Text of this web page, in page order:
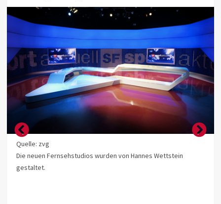
Quelle: zvg
Die neuen Fernsehstudios wurden von Hannes Wettstein
gestaltet.